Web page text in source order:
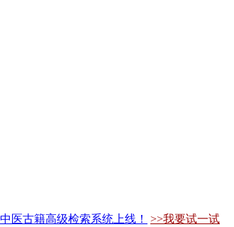
医古籍高级检索系统上线！
>>我要试一试